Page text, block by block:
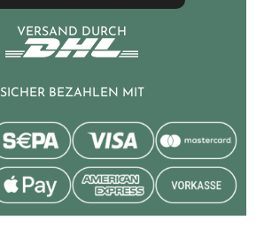
VERSAND DURCH
SICHER BEZAHLEN MIT